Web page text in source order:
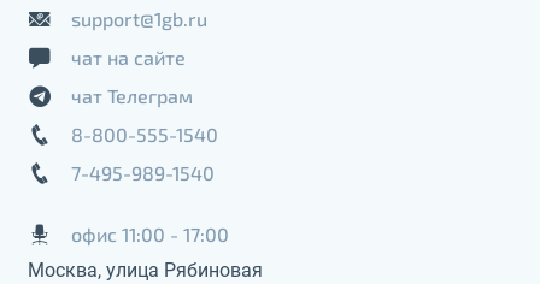
support@1gb.ru
чат на сайте
чат Телеграм
8-800-555-1540
7-495-989-1540
офис 11:00 - 17:00
Москва, улица Рябиновая